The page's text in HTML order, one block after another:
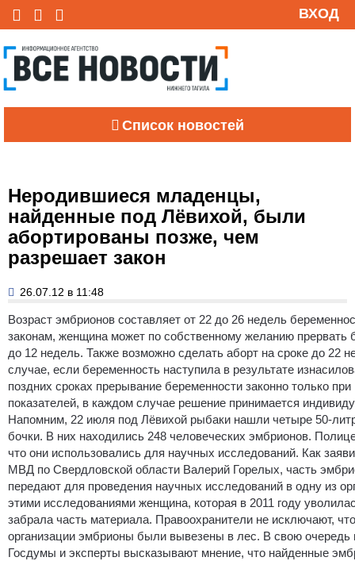
ВХОД
Список новостей
Неродившиеся младенцы,
найденные под Лёвихой, были
абортированы позже, чем
разрешает закон
26.07.12 в 11:48
Возраст эмбрионов составляет от 22 до 26 недель
законам, женщина может по собственному желанию прервать
до 12 недель. Также возможно сделать аборт на сроке до 22
случае, если беременность наступила в результате
поздних сроках прерывание беременности законно только
показателей, в каждом случае решение принимается
Напомним, 22 июля под Лёвихой рыбаки нашли четыре 50-
бочки. В них находились 248 человеческих эмбрионов.
что они использовались для научных исследований. Как
МВД по Свердловской области Валерий Горелых, часть
передают для проведения научных исследований в одну из
этими исследованиями женщина, которая в 2011 году
забрала часть материала. Правоохранители не исключают,
организации эмбрионы были вывезены в лес. В свою очередь
Госдумы и эксперты высказывают мнение, что найденные